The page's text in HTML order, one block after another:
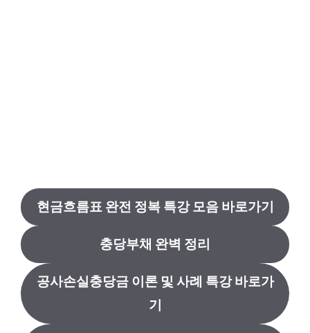
현금흐름표 완전 정복 특강 모음 바로가기
충당부채 완벽 정리
공사손실충당금 이론 및 사례 특강 바로가
기